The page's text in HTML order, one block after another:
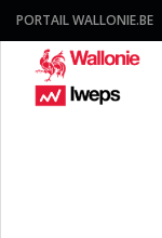
PORTAIL WALLONIE.BE